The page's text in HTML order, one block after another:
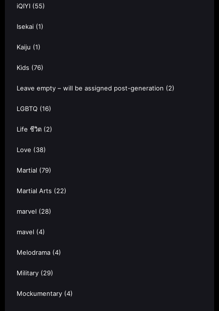
iQIYI (55)
Isekai (1)
Kaiju (1)
Kids (76)
Leave empty – will be assigned post-generation (2)
LGBTQ (16)
Life ชีวิต (2)
Love (38)
Martial (79)
Martial Arts (22)
marvel (28)
mavel (4)
Melodrama (4)
Military (29)
Mockumentary (4)